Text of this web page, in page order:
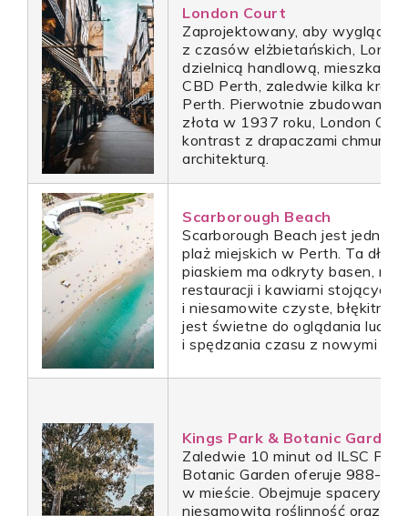
London Court
Zaprojektowany, aby wyglądać
z czasów elżbietańskich,
dzielnicą handlową,
CBD Perth, zaledwie kilka
Perth. Pierwotnie zbudowany
złota w 1937 roku, London
kontrast z drapaczami chmur
architekturą.
Scarborough Beach
Scarborough Beach jest jedną
plaż miejskich w Perth. Ta
piaskiem ma odkryty basen,
restauracji i kawiarni stojących
i niesamowite czyste, błękitne
jest świetne do oglądania ludzi,
i spędzania czasu z nowymi
Kings Park & Botanic Garden
Zaledwie 10 minut od ILSC
Botanic Garden oferuje 988-
w mieście. Obejmuje spacery
niesamowitą roślinność oraz